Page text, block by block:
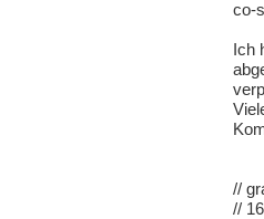
co-
Ich
//
//